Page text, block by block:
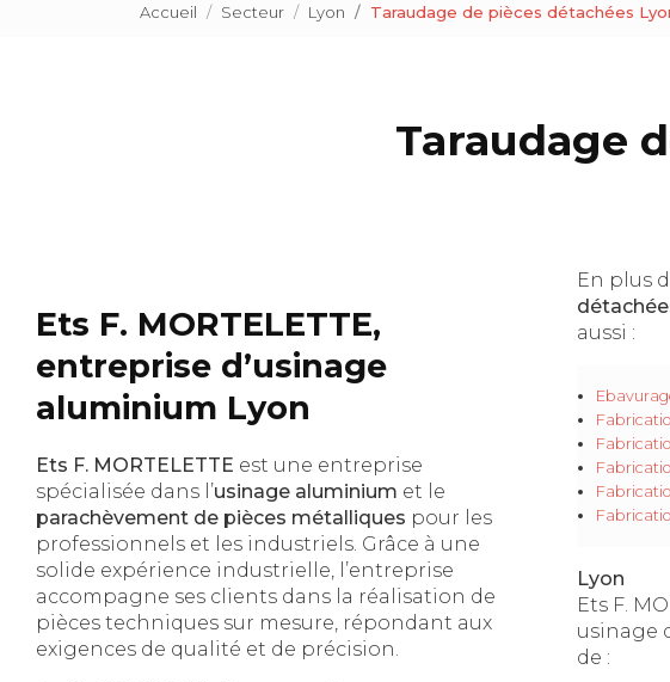
Accueil Secteur Lyon Taraudage de pièces détachées
Taraudage
Ets F. MORTELETTE,
entreprise d’usinage
aluminium Lyon
Ets F. MORTELETTE est une entreprise
spécialisée dans l’usinage aluminium et le
parachèvement de pièces métalliques pour les
professionnels et les industriels. Grâce à une
solide expérience industrielle, l’entreprise
accompagne ses clients dans la réalisation de
pièces techniques sur mesure, répondant aux
exigences de qualité et de précision.
En plus
aussi :
Lyon
Ets F.
usinage
de :